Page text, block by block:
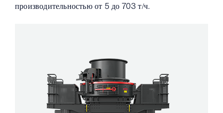
производительностью от 5 до 703 т/ч.